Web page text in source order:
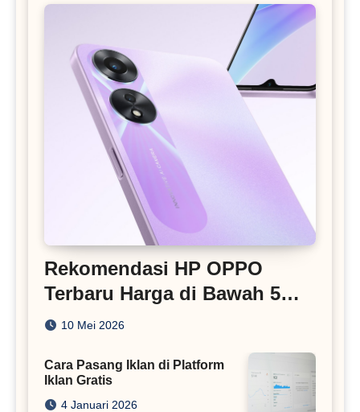
Rekomendasi HP OPPO
Terbaru Harga di Bawah 5
Juta
10 Mei 2026
Cara Pasang Iklan di Platform
Iklan Gratis
4 Januari 2026